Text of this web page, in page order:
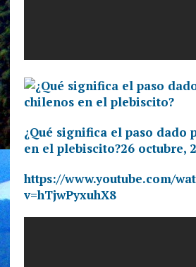
¿Qué significa el paso dado
en el plebiscito?26 octubre,
https://www.youtube.com/
v=hTjwPyxuhX8